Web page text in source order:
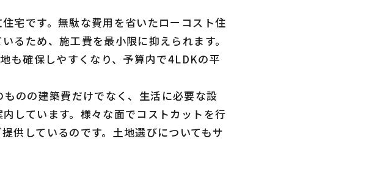
宅です。無駄な費用を省いたローコスト住
るため、施工費を最小限に抑えられます。
も確保しやすくなり、予算内で4LDKの平
のの建築費だけでなく、生活に必要な設
しています。様々な面でコストカットを行
供しているのです。土地選びについてもサ